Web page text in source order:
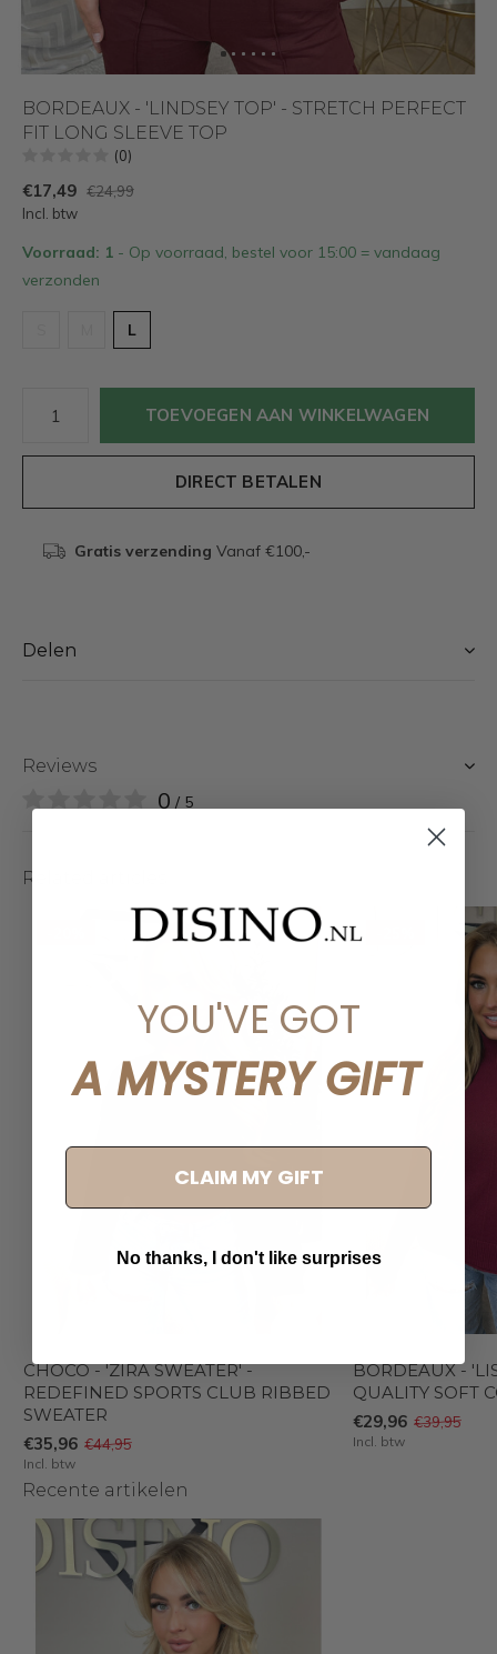
BORDEAUX - 'LINDSEY TOP' - STRETCH PERFECT
FIT LONG SLEEVE TOP
(0)
€17,49 €24,99
Incl. btw
Voorraad: 1 - Op voorraad, bestel voor 15:00 = vandaag
verzonden
L
TOEVOEGEN AAN WINKELWAGEN
DIRECT BETALEN
Gratis verzending Vanaf €100,-
Delen
Reviews
0 / 5
Related articles
CHOCO - 'ZIRA SWEATER' -
REDEFINED SPORTS CLUB RIBBED
SWEATER
€35,96 €44,95
Incl. btw
BORDEAUX -
QUALITY SOFT
€29,96 €39,95
Incl. btw
Recente artikelen
YOU'VE GOT
A MYSTERY GIFT
CLAIM MY GIFT
No thanks, I don't like surprises